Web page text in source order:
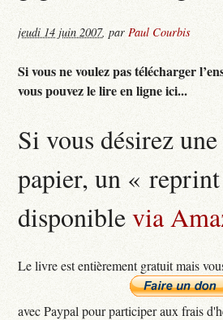
jeudi 14 juin 2007,parPaul Courbis
Si vous ne voulez pas télécharger
vous pouvez le lire en ligne ici...
Si vous désirez
papier, un «
disponiblevia
Le livre est entièrement gratuit mais
avec Paypal pour participer aux frais